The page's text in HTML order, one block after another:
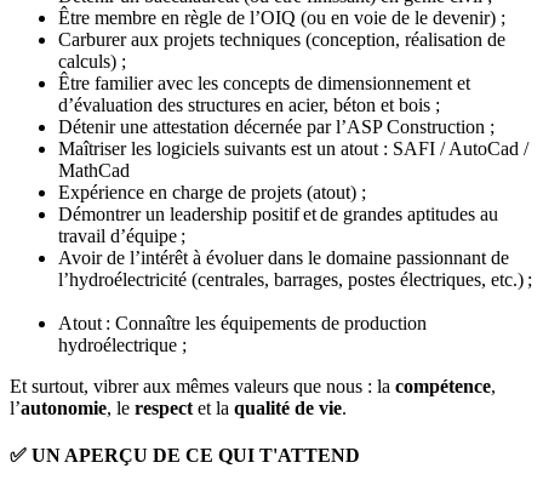
Être membre en règle de l’OIQ (ou en voie de le devenir) ;
Carburer aux projets techniques (conception, réalisation de
calculs) ;
Être familier avec les concepts de dimensionnement et
d’évaluation des structures en acier, béton et bois ;
Détenir une attestation décernée par l’ASP Construction ;
Maîtriser les logiciels suivants est un atout : SAFI / AutoCad /
MathCad
Expérience en charge de projets (atout) ;
Démontrer un leadership positif et de grandes aptitudes au
travail d’équipe ;
Avoir de l’intérêt à évoluer dans le domaine passionnant de
l’hydroélectricité (centrales, barrages, postes électriques, etc.) ;
Atout : Connaître les équipements de production
hydroélectrique ;
Et surtout, vibrer aux mêmes valeurs que nous : la compétence,
l’autonomie, le respect et la qualité de vie.
✅ UN APERÇU DE CE QUI T'ATTEND